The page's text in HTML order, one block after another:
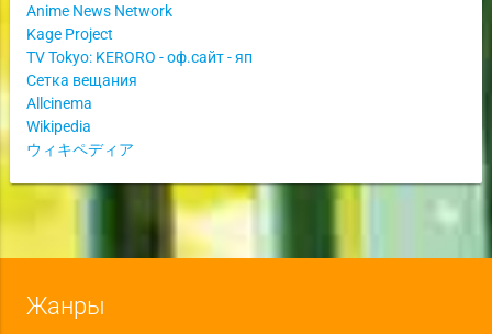
Anime News Network
Kage Project
TV Tokyo: KERORO - оф.сайт - яп
Сетка вещания
Allcinema
Wikipedia
ウィキペディア
Жанры